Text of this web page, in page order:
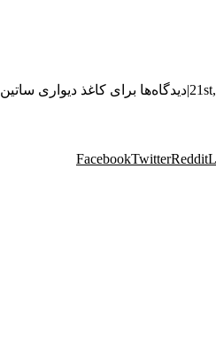
|دیدگاه‌ها برای کاغذ دیواری ساتین Satin
FacebookTwitterReddit